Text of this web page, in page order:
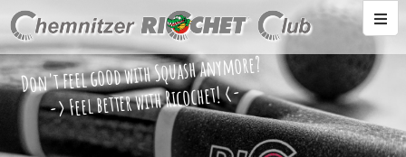
Don't feel good with Squash anymore?
-> Feel better with Ricochet! <-